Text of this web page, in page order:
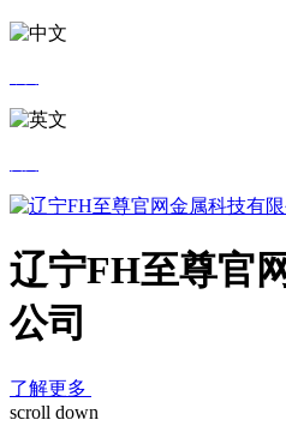
辽宁FH至尊官
公司
了解更多
scroll down